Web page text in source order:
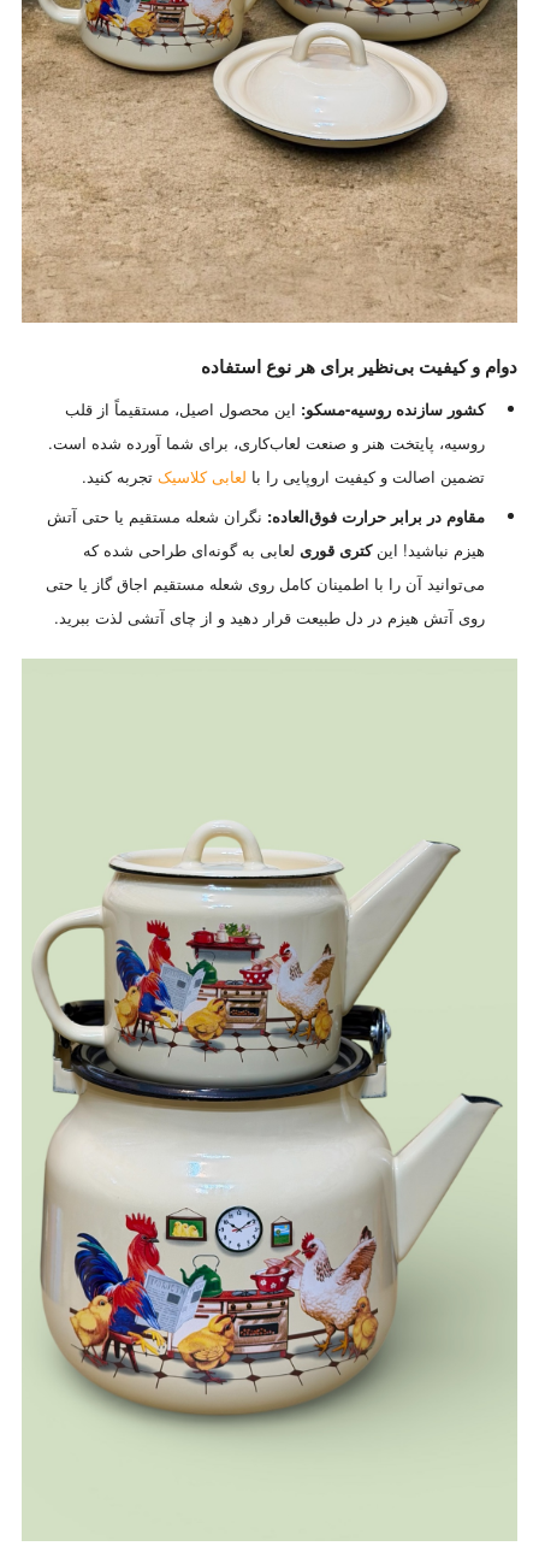
دوام و کیفیت بی‌نظیر برای هر نوع استفاده
کشور سازنده روسیه-مسکو: این محصول اصیل، مستقیماً از قلب
روسیه، پایتخت هنر و صنعت لعاب‌کاری، برای شما آورده شده است.
تضمین اصالت و کیفیت اروپایی را با لعابی کلاسیک تجربه کنید.
مقاوم در برابر حرارت فوق‌العاده: نگران شعله مستقیم یا حتی آتش
هیزم نباشید! اینکتری قوری لعابی به گونه‌ای طراحی شده که
می‌توانید آن را با اطمینان کامل روی شعله مستقیم اجاق گاز یا حتی
روی آتش هیزم در دل طبیعت قرار دهید و از چای آتشی لذت ببرید.